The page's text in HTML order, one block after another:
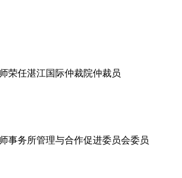
荣任湛江国际仲裁院仲裁员
事务所管理与合作促进委员会委员